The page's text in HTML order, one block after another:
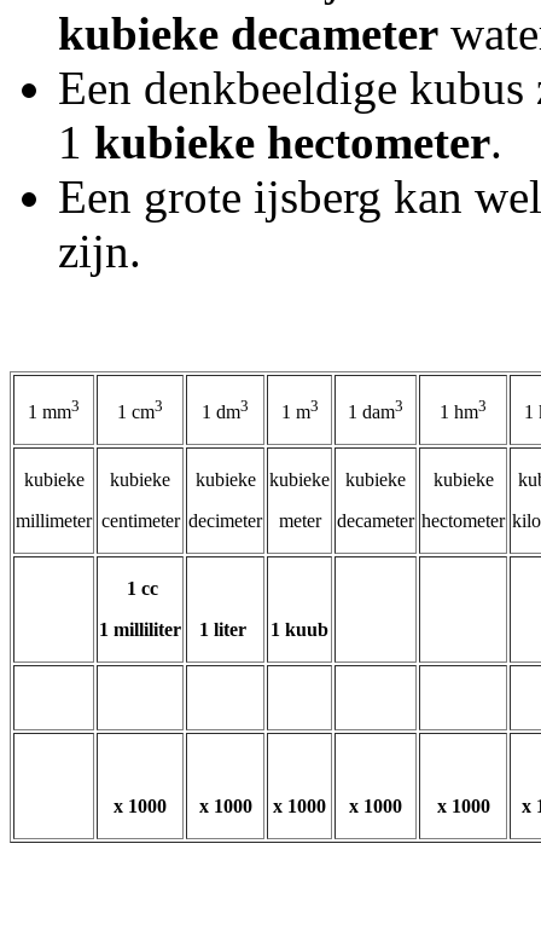
kubieke decameter
Een denkbeeldige
1 kubieke hectometer.
Een grote ijsberg kan
zijn.
1 mm3 1 cm3 1 dm3 1 m3 1 dam3 1 hm3 1
kubieke
millimeter
kubieke
centimeter
kubieke
decimeter
kubieke
meter
kubieke
decameter
kubieke
hectometer
1 cc
1 milliliter
1 liter 1 kuub
x 1000 x 1000 x 1000 x 1000 x 1000 x